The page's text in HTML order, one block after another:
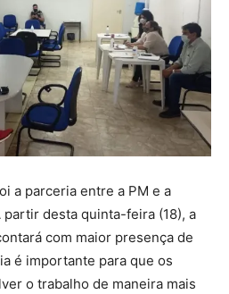
a parceria entre a PM e a
desta quinta-feira (18), a
com maior presença de
é importante para que os
o trabalho de maneira mais